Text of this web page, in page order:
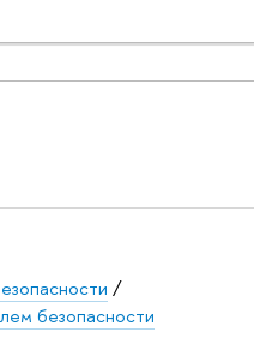
/
безопасности